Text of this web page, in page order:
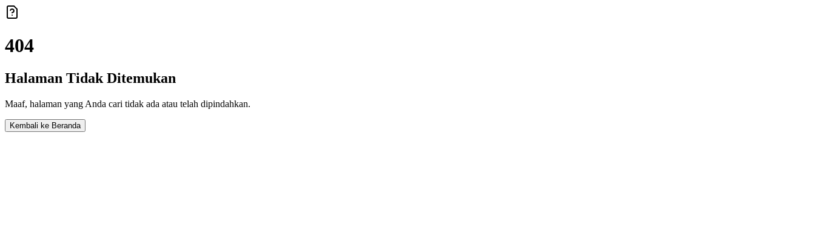
404
Halaman Tidak Ditemukan
Maaf, halaman yang Anda cari tidak ada atau telah dipindahkan.
Kembali ke Beranda